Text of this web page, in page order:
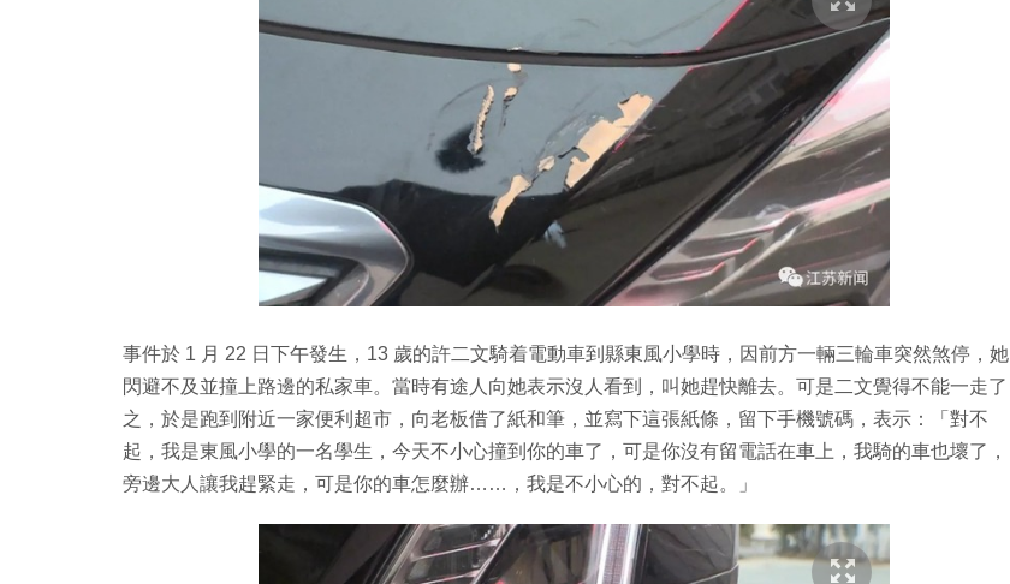
事件於 1 月 22 日下午發生，13 歲的許二文騎着電動車到縣東風小學時，因前方一輛三輪車突然煞停，她
閃避不及並撞上路邊的私家車。當時有途人向她表示沒人看到，叫她趕快離去。可是二文覺得不能一走了
之，於是跑到附近一家便利超市，向老板借了紙和筆，並寫下這張紙條，留下手機號碼，表示：「對不
起，我是東風小學的一名學生，今天不小心撞到你的車了，可是你沒有留電話在車上，我騎的車也壞了，
旁邊大人讓我趕緊走，可是你的車怎麼辦……，我是不小心的，對不起。」